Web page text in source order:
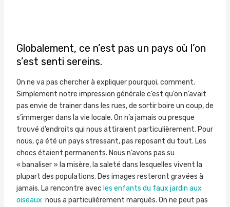
Globalement, ce n’est pas un pays où l’on
s’est senti sereins.
On ne va pas chercher à expliquer pourquoi, comment.
Simplement notre impression générale c’est qu’on n’avait
pas envie de trainer dans les rues, de sortir boire un coup, de
s’immerger dans la vie locale. On n’a jamais ou presque
trouvé d’endroits qui nous attiraient particulièrement. Pour
nous, ça été un pays stressant, pas reposant du tout. Les
chocs étaient permanents. Nous n’avons pas su
« banaliser » la misère, la saleté dans lesquelles vivent la
plupart des populations. Des images resteront gravées à
jamais. La rencontre avec les enfants du faux jardin aux
oiseaux nous a particulièrement marqués. On ne peut pas